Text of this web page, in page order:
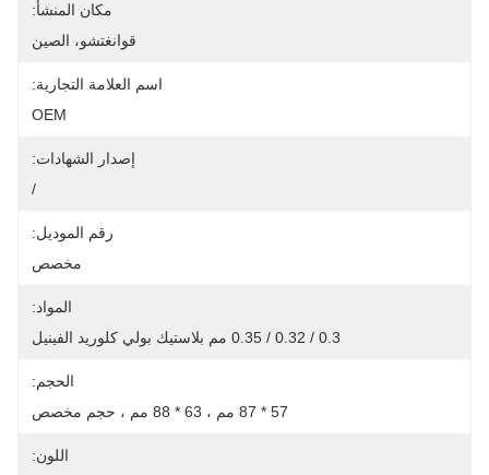
مكان المنشأ:
قوانغتشو، الصين
اسم العلامة التجارية:
OEM
إصدار الشهادات:
/
رقم الموديل:
مخصص
المواد:
0.3 / 0.32 / 0.35 مم بلاستيك بولي كلوريد الفينيل
الحجم:
57 * 87 مم ، 63 * 88 مم ، حجم مخصص
اللون: